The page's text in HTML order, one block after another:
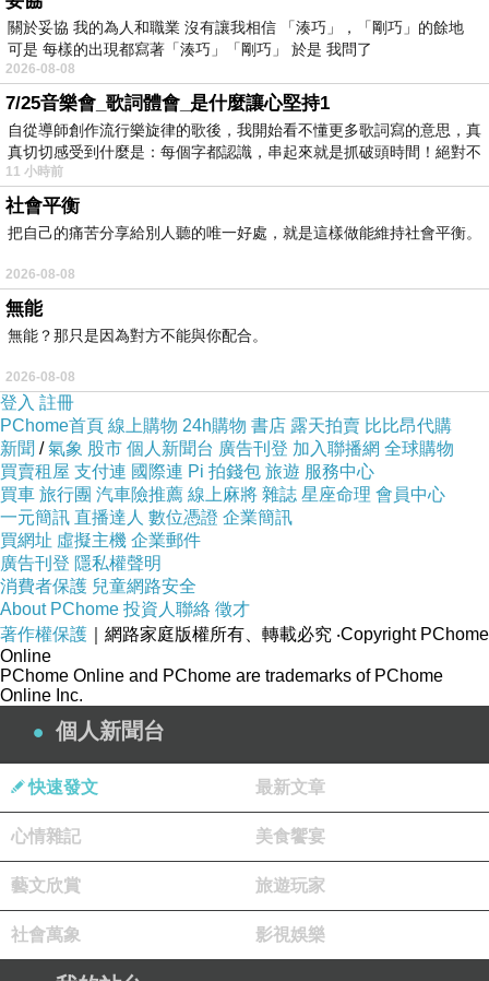
==&url=https://tw.buy.yahoo.com/gdsale/gdsale
.asp?gdid=4987444
商品訊息功能:
薄框高硬度奈米鍍膜 UV保護鏡
採用德國肖特(Schott)優異的光學玻璃
超薄鏡片提升透光率
雙面8層奈米鍍膜，抗耀防污再進化
超薄框,可蓋原鏡頭蓋
商品訊息描述
B+W XS-PRO UV-Haze MRC Nano 超薄奈米鍍
膜保護鏡(58mm)
關於妥協 我的為人和職業 沒有讓我相信 「湊巧」，「剛巧」的餘地
可是 每樣的出現都寫著「湊巧」「剛巧」 於是 我問了
2026-08-08
7/25音樂會_歌詞體會_是什麼讓心堅持1
自從導師創作流行樂旋律的歌後，我開始看不懂更多歌詞寫的意思，真
真切切感受到什麼是：每個字都認識，串起來就是抓破頭時間！絕對不
11 小時前
社會平衡
把自己的痛苦分享給別人聽的唯一好處，就是這樣做能維持社會平衡。
2026-08-08
無能
無能？那只是因為對方不能與你配合。
2026-08-08
登入 註冊
PChome首頁 線上購物 24h購物 書店 露天拍賣 比比昂代購
新聞 /氣象 股市 個人新聞台 廣告刊登 加入聯播網 全球購物
買賣租屋 支付連 國際連 Pi 拍錢包 旅遊 服務中心
買車 旅行團 汽車險推薦 線上麻將 雜誌 星座命理 會員中心
一元簡訊 直播達人 數位憑證 企業簡訊
買網址 虛擬主機 企業郵件
廣告刊登 隱私權聲明
消費者保護 兒童網路安全
About PChome 投資人聯絡 徵才
著作權保護 ｜網路家庭版權所有、轉載必究 ‧Copyright PChome
Online
PChome Online and PChome are trademarks of PChome
Online Inc.
個人新聞台
快速發文 最新文章
心情雜記 美食饗宴
藝文欣賞 旅遊玩家
社會萬象 影視娛樂